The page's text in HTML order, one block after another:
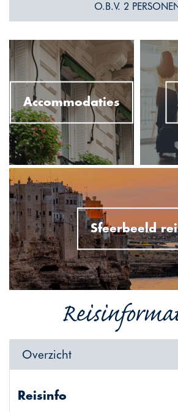
O.B.V. 2
Accommodaties
Sfeerbeeld
Overzicht
Reisinfo